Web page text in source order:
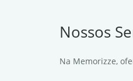
Nossos
Na Memorizze,